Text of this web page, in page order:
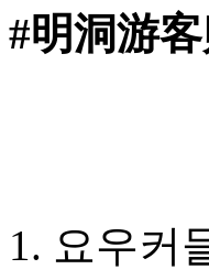
#明洞游
1. 요우커